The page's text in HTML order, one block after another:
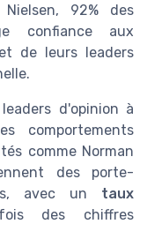
92% des
confiance aux
de leurs leaders
d'opinion à
comportements
comme Norman
des porte-
avec un taux
des chiffres